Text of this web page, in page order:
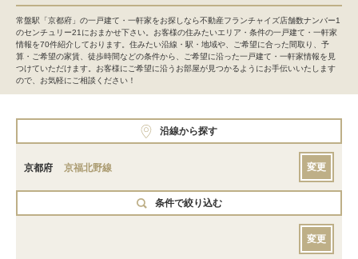
常盤駅「京都府」の一戸建て・一軒家をお探しなら不動産フランチャイズ店舗数ナンバー1
のセンチュリー21におまかせ下さい。お客様の住みたいエリア・条件の一戸建て・一軒家
情報を70件紹介しております。住みたい沿線・駅・地域や、ご希望に合った間取り、予
算・ご希望の家賃、徒歩時間などの条件から、ご希望に沿った一戸建て・一軒家情報を見
つけていただけます。お客様にご希望に沿うお部屋が見つかるようにお手伝いいたします
ので、お気軽にご相談ください！
沿線から探す
京都府 京福北野線 変更
条件で絞り込む
変更